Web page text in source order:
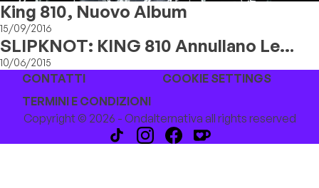
King 810, Nuovo Album
15/09/2016
SLIPKNOT: KING 810 Annullano Le
Date Estive
10/06/2015
CONTATTI
COOKIE SETTINGS
TERMINI E CONDIZIONI
Copyright © 2026 - Ondalternativa all rights reserved